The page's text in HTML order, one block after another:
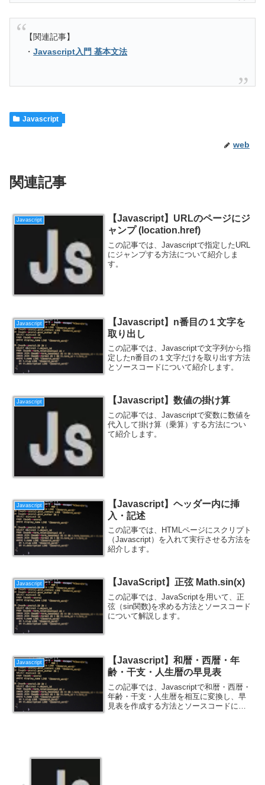
【関連記事】
・Javascript入門 基本文法
Javascript
web
関連記事
Javascript
【Javascript】URLのページにジ
ャンプ (location.href)
この記事では、Javascriptで指定したURL
にジャンプする方法について紹介しま
す。
Javascript
【Javascript】n番目の１文字を
取り出し
この記事では、Javascriptで文字列から指
定したn番目の１文字だけを取り出す方法
とソースコードについて紹介します。
Javascript 【Javascript】数値の掛け算
この記事では、Javascriptで変数に数値を
代入して掛け算（乗算）する方法につい
て紹介します。
Javascript
【Javascript】ヘッダー内に挿
入・記述
この記事では、HTMLページにスクリプト
（Javascript）を入れて実行させる方法を
紹介します。
Javascript 【JavaScript】正弦 Math.sin(x)
この記事では、JavaScriptを用いて、正
弦（sin関数)を求める方法とソースコード
について解説します。
Javascript
【Javascript】和暦・西暦・年
齢・干支・人生暦の早見表
この記事では、Javascriptで和暦・西暦・
年齢・干支・人生暦を相互に変換し、早
見表を作成する方法とソースコードにつ